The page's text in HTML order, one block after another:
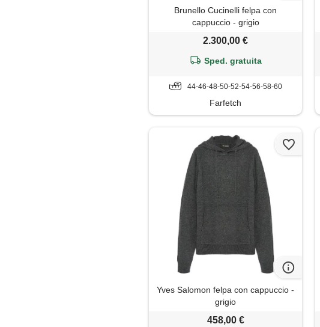
Brunello Cucinelli felpa con
cappuccio - grigio
2.300,00 €
Sped. gratuita
44-46-48-50-52-54-56-58-60
Farfetch
Yves Salomon felpa con cappuccio -
grigio
458,00 €